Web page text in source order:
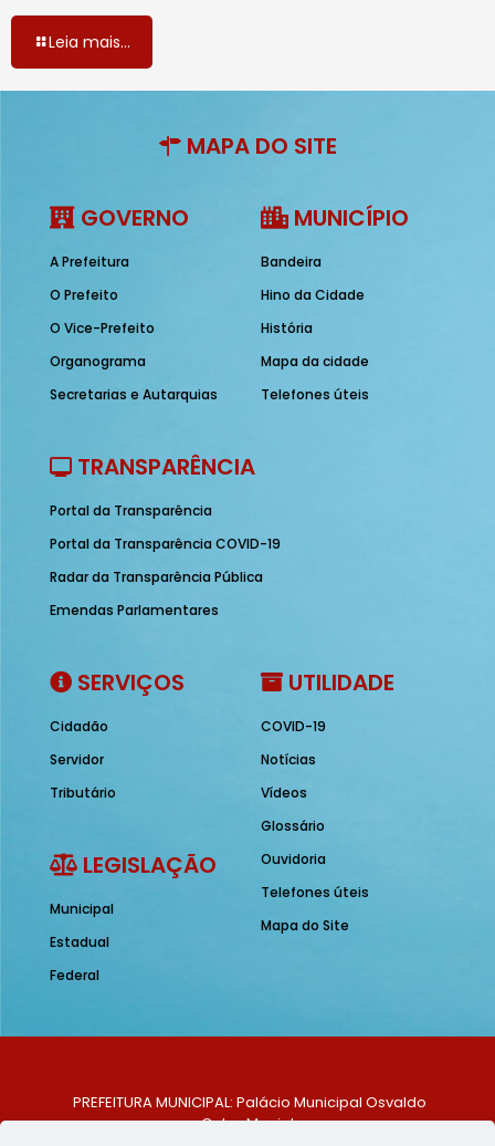
Leia mais...
MAPA DO SITE
GOVERNO
A Prefeitura
O Prefeito
O Vice-Prefeito
Organograma
Secretarias e Autarquias
MUNICÍPIO
Bandeira
Hino da Cidade
História
Mapa da cidade
Telefones úteis
TRANSPARÊNCIA
Portal da Transparência
Portal da Transparência COVID-19
Radar da Transparência Pública
Emendas Parlamentares
SERVIÇOS
Cidadão
Servidor
Tributário
LEGISLAÇÃO
Municipal
Estadual
Federal
UTILIDADE
COVID-19
Notícias
Vídeos
Glossário
Ouvidoria
Telefones úteis
Mapa do Site
PREFEITURA MUNICIPAL: Palácio Municipal Osvaldo
Celso Maciel